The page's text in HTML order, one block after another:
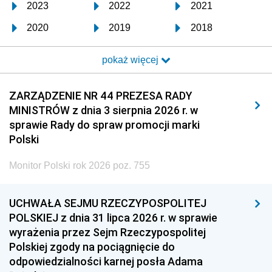
2023 2022 2021
2020 2019 2018
2017 2016 2015
2014 2013 2012
2011 2010 2009
2008 2007 2006
2005
1996 1995 1994
1993 1992 1991
1990 1989
1987 1986 1985
pokaż więcej
ZARZĄDZENIE NR 44 PREZESA RADY
MINISTRÓW z dnia 3 sierpnia 2026 r. w
sprawie Rady do spraw promocji marki
Polski
Monitor Polski rok 2026 poz. 755
UCHWAŁA SEJMU RZECZYPOSPOLITEJ
POLSKIEJ z dnia 31 lipca 2026 r. w sprawie
wyrażenia przez Sejm Rzeczypospolitej
Polskiej zgody na pociągnięcie do
odpowiedzialności karnej posła Adama